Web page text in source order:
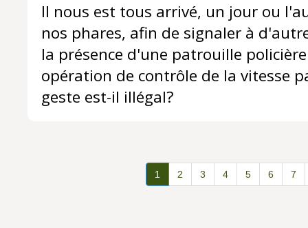
Il nous est tous arrivé, un jour ou
nos phares, afin de signaler à
la présence d'une patrouille
opération de contrôle de la vitesse
geste est-il illégal?
1 2 3 4 5 6 7